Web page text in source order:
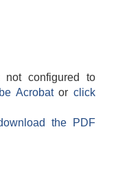
not configured to
Acrobatorclick
the PDF